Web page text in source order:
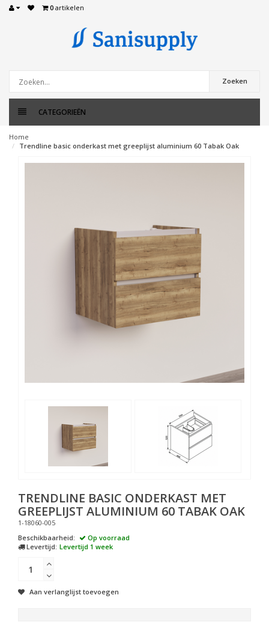
0 artikelen
Zoeken
CATEGORIEËN
Home
Trendline basic onderkast met greeplijst aluminium 60 Tabak Oak
TRENDLINE BASIC ONDERKAST MET
GREEPLIJST ALUMINIUM 60 TABAK OAK
1-18060-005
Beschikbaarheid:
Op voorraad
Levertijd: Levertijd 1 week
Aan verlanglijst toevoegen